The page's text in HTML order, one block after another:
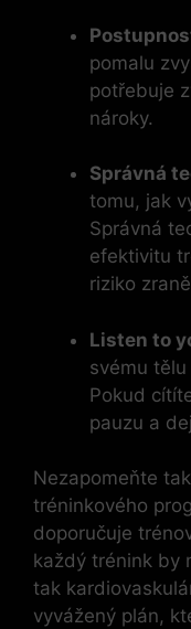
pomalu
potřebuje
nároky.
Správná
tomu, jak
Správná
efektivitu
riziko
Listen to
svému
Pokud
pauzu a
Nezapomeňte
tréninkového
doporučuje
každý trénink by
tak
vyvážený plán,